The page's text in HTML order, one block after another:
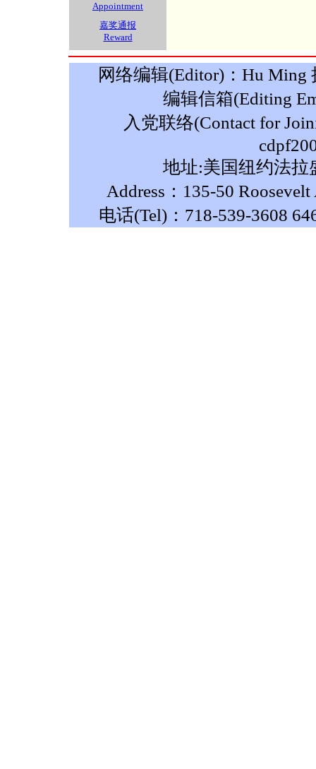
Appointment
嘉奖通报
Reward
网络编辑(Editor)：Hu Ming
编辑信箱(Editing
入党联络(Contact for
地址:美国纽约法拉
Address：135-50
电话(Tel)：718-539-3608